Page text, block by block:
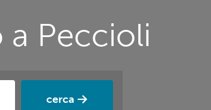
a Peccioli
cerca